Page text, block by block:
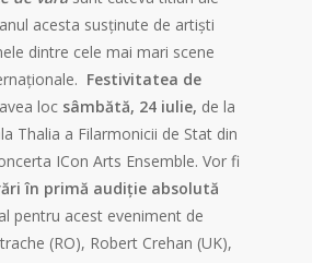
acesta susținute de artiști
dintre cele mai mari scene
Festivitatea de
loc sâmbătă, 24 iulie, de la
Thalia a Filarmonicii de Stat din
ICon Arts Ensemble. Vor fi
în primă audiție absolută
pentru acest eveniment de
(RO), Robert Crehan (UK),